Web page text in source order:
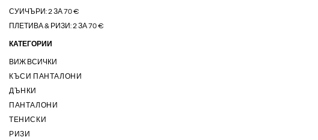
СУИЧЪРИ: 2 ЗА 70 €
ПЛЕТИВА & РИЗИ: 2 ЗА 70 €
КАТЕГОРИИ
ВИЖ ВСИЧКИ
КЪСИ ПАНТАЛОНИ
ДЪНКИ
ПАНТАЛОНИ
ТЕНИСКИ
РИЗИ